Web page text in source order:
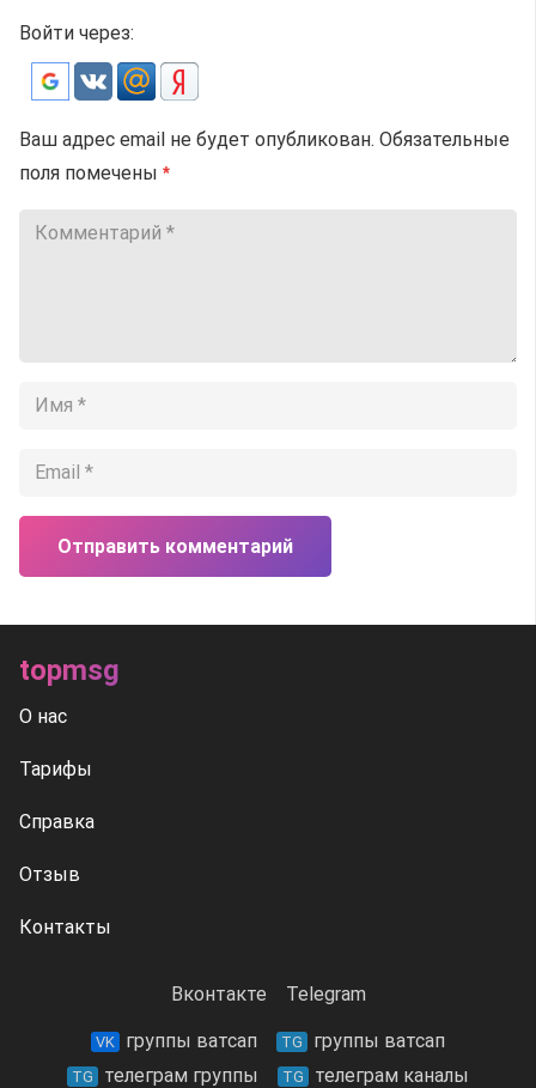
Войти через:
Ваш адрес email не будет опубликован. Обязательные
поля помечены *
Отправить комментарий
topmsg
О нас
Тарифы
Справка
Отзыв
Контакты
Вконтакте Telegram
VK группы ватсап TG группы ватсап
TG телеграм группы TG телеграм каналы